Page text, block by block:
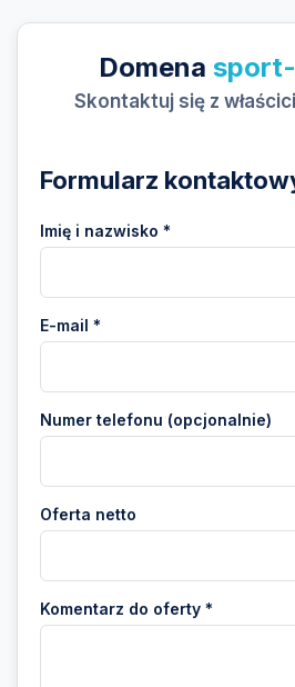
Domena
Skontaktuj się z
Formularz
Imię i nazwisko *
E-mail *
Numer telefonu (opcjonalnie)
Oferta netto
Komentarz do oferty *